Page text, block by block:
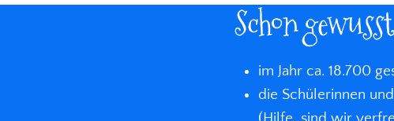
Schon
im Jahr ca. 18.700
die Schülerinnen